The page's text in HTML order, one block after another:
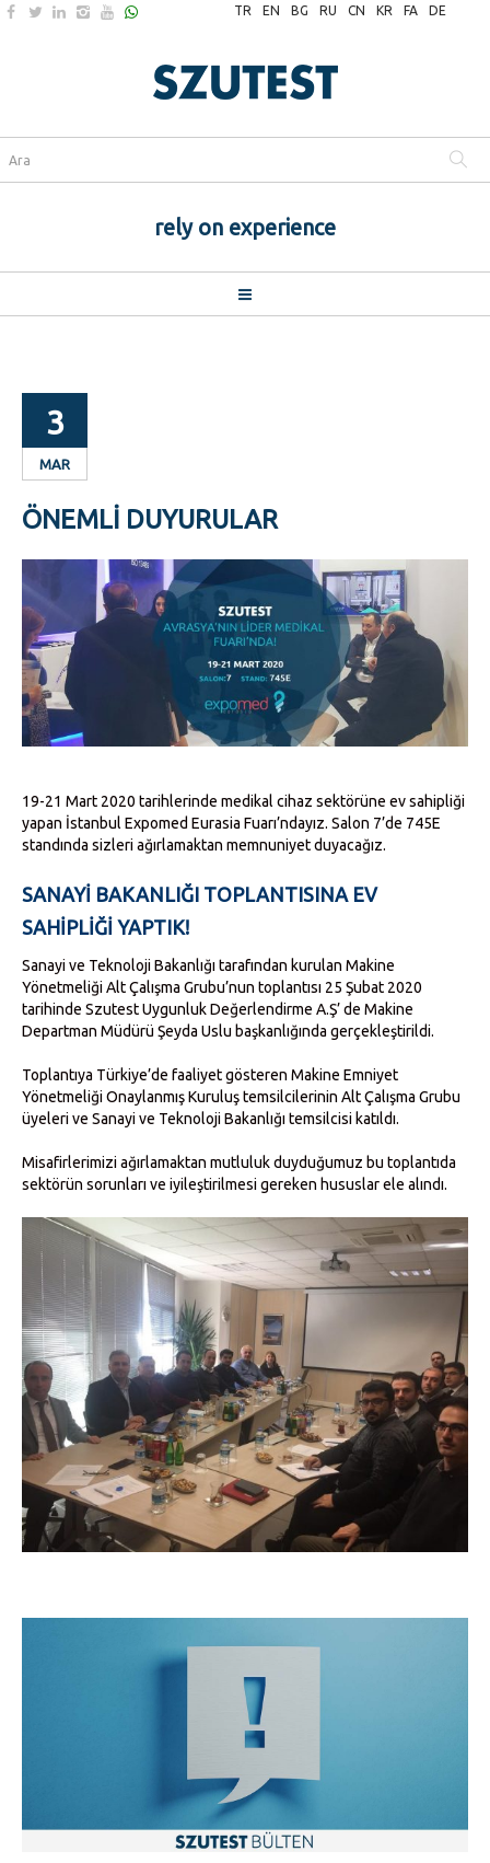
TR EN BG RU CN KR FA DE
rely on experience
3
MAR
ÖNEMLI DUYURULAR
19-21 Mart 2020 tarihlerinde medikal cihaz sektörüne ev sahipliği
yapan İstanbul Expomed Eurasia Fuarı’ndayız. Salon 7’de 745E
standında sizleri ağırlamaktan memnuniyet duyacağız.
SANAYI BAKANLIĞI TOPLANTISINA EV
SAHIPLIĞI YAPTIK!
Sanayi ve Teknoloji Bakanlığı tarafından kurulan Makine
Yönetmeliği Alt Çalışma Grubu’nun toplantısı 25 Şubat 2020
tarihinde Szutest Uygunluk Değerlendirme A.Ş’ de Makine
Departman Müdürü Şeyda Uslu başkanlığında gerçekleştirildi.
Toplantıya Türkiye’de faaliyet gösteren Makine Emniyet
Yönetmeliği Onaylanmış Kuruluş temsilcilerinin Alt Çalışma Grubu
üyeleri ve Sanayi ve Teknoloji Bakanlığı temsilcisi katıldı.
Misafirlerimizi ağırlamaktan mutluluk duyduğumuz bu toplantıda
sektörün sorunları ve iyileştirilmesi gereken hususlar ele alındı.